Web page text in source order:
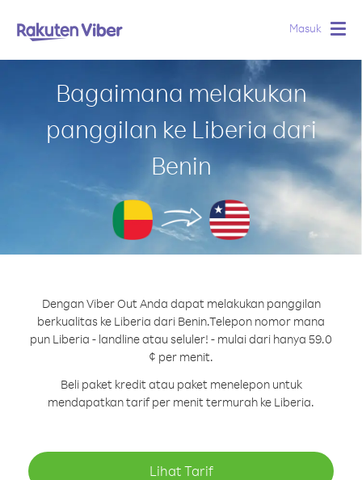
Masuk
Bagaimana melakukan
panggilan ke Liberia dari
Benin
Dengan Viber Out Anda dapat melakukan panggilan
berkualitas ke Liberia dari Benin.Telepon nomor mana
pun Liberia - landline atau seluler! - mulai dari hanya 59.0
¢ per menit.
Beli paket kredit atau paket menelepon untuk
mendapatkan tarif per menit termurah ke Liberia.
Lihat Tarif